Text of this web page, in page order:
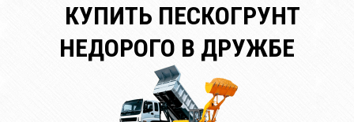
КУПИТЬ ПЕСКОГРУНТ
НЕДОРОГО В ДРУЖБЕ